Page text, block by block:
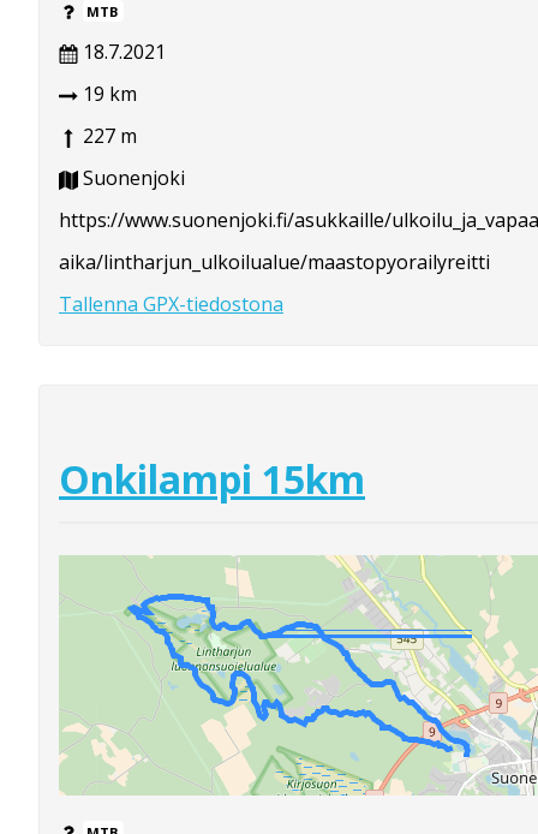
MTB
18.7.2021
19 km
227 m
Suonenjoki
https://www.suonenjoki.fi/asukkaille/
aika/lintharjun_ulkoilualue/maastopyorailyreitti
Tallenna GPX-tiedostona
Onkilampi 15km